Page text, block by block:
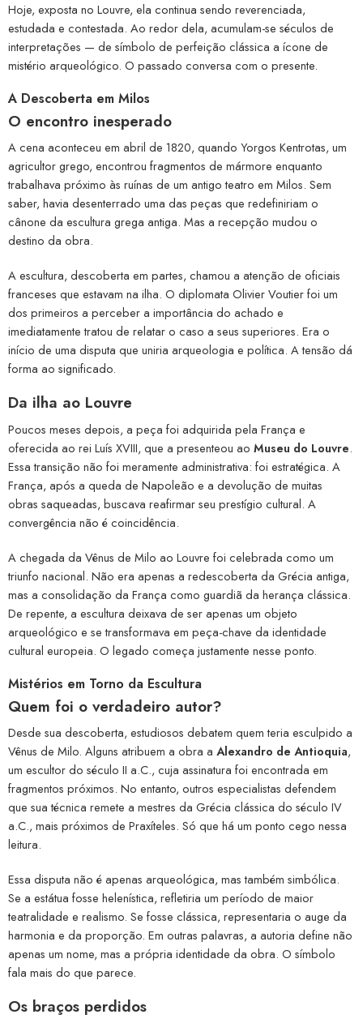
Hoje, exposta no Louvre, ela continua sendo reverenciada,
estudada e contestada. Ao redor dela, acumulam-se séculos de
interpretações — de símbolo de perfeição clássica a ícone de
mistério arqueológico. O passado conversa com o presente.
A Descoberta em Milos
O encontro inesperado
A cena aconteceu em abril de 1820, quando Yorgos Kentrotas, um
agricultor grego, encontrou fragmentos de mármore enquanto
trabalhava próximo às ruínas de um antigo teatro em Milos. Sem
saber, havia desenterrado uma das peças que redefiniriam o
cânone da escultura grega antiga. Mas a recepção mudou o
destino da obra.
A escultura, descoberta em partes, chamou a atenção de oficiais
franceses que estavam na ilha. O diplomata Olivier Voutier foi um
dos primeiros a perceber a importância do achado e
imediatamente tratou de relatar o caso a seus superiores. Era o
início de uma disputa que uniria arqueologia e política. A tensão dá
forma ao significado.
Da ilha ao Louvre
Poucos meses depois, a peça foi adquirida pela França e
oferecida ao rei Luís XVIII, que a presenteou ao Museu do Louvre.
Essa transição não foi meramente administrativa: foi estratégica. A
França, após a queda de Napoleão e a devolução de muitas
obras saqueadas, buscava reafirmar seu prestígio cultural. A
convergência não é coincidência.
A chegada da Vênus de Milo ao Louvre foi celebrada como um
triunfo nacional. Não era apenas a redescoberta da Grécia antiga,
mas a consolidação da França como guardiã da herança clássica.
De repente, a escultura deixava de ser apenas um objeto
arqueológico e se transformava em peça-chave da identidade
cultural europeia. O legado começa justamente nesse ponto.
Mistérios em Torno da Escultura
Quem foi o verdadeiro autor?
Desde sua descoberta, estudiosos debatem quem teria esculpido a
Vênus de Milo. Alguns atribuem a obra a Alexandro de Antioquia,
um escultor do século II a.C., cuja assinatura foi encontrada em
fragmentos próximos. No entanto, outros especialistas defendem
que sua técnica remete a mestres da Grécia clássica do século IV
a.C., mais próximos de Praxíteles. Só que há um ponto cego nessa
leitura.
Essa disputa não é apenas arqueológica, mas também simbólica.
Se a estátua fosse helenística, refletiria um período de maior
teatralidade e realismo. Se fosse clássica, representaria o auge da
harmonia e da proporção. Em outras palavras, a autoria define não
apenas um nome, mas a própria identidade da obra. O símbolo
fala mais do que parece.
Os braços perdidos